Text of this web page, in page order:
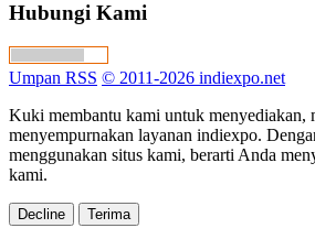
Hubungi Kami
Umpan RSS © 2011-2026 indiexpo.net
Kuki membantu kami untuk menyediakan,
menyempurnakan layanan indiexpo.
menggunakan situs kami, berarti Anda
kami.
Decline Terima